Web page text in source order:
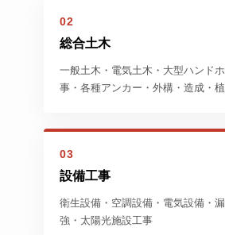
02
総合土木
一般土木・電気土木・大型ハンド
事・各種アンカー・外構・造成・
03
設備工事
衛生設備・空調設備・電気設備・
強・太陽光施設工事